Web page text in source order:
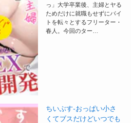
っ」大学卒業後、主婦とヤる
ためだけに就職もせずにバイ
トを転々とするフリーター・
春人。今回のター…
ちいぶす-おっぱい小さ
くてブスだけどいつでも